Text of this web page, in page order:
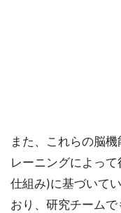
また、これらの脳
レーニングによっ
仕組み)に基づいて
おり、研究チーム